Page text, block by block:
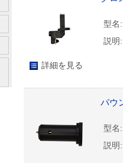
詳細を見る
型名:
説明:
パウ
型名:
説明: